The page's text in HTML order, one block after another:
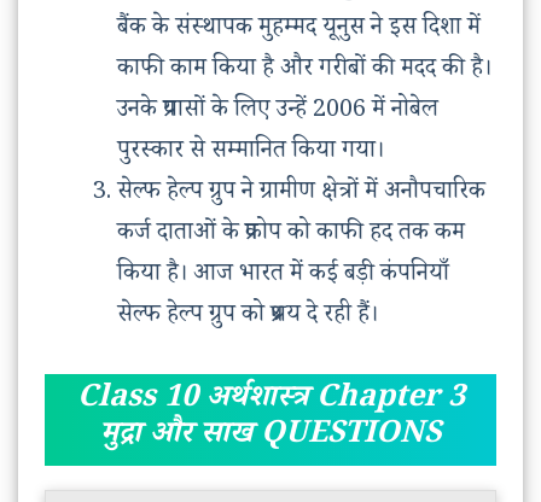
बैंक के संस्थापक मुहम्मद यूनुस ने इस दिशा में
काफी काम किया है और गरीबों की मदद की है।
उनके प्रयासों के लिए उन्हें 2006 में नोबेल
पुरस्कार से सम्मानित किया गया।
सेल्फ हेल्प ग्रुप ने ग्रामीण क्षेत्रों में अनौपचारिक
कर्ज दाताओं के प्रकोप को काफी हद तक कम
किया है। आज भारत में कई बड़ी कंपनियाँ
सेल्फ हेल्प ग्रुप को प्रश्रय दे रही हैं।
Class 10 अर्थशास्त्र Chapter 3
मुद्रा और साख QUESTIONS